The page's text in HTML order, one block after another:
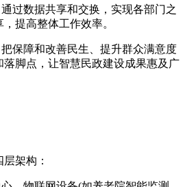
过数据共享和交换，实现各部门之
提高整体工作效率。
保障和改善民生、提升群众满意度
脚点，让智慧民政建设成果惠及广
架构：